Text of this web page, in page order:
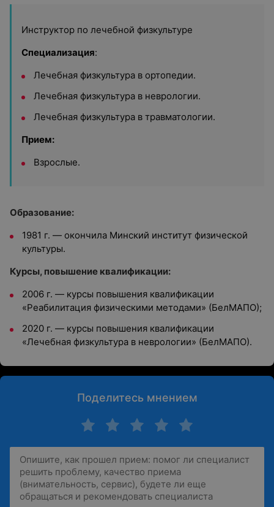
Инструктор по лечебной физкультуре
Специализация:
Лечебная физкультура в ортопедии.
Лечебная физкультура в неврологии.
Лечебная физкультура в травматологии.
Прием:
Взрослые.
Образование:
1981 г. — окончила Минский институт физической
культуры.
Курсы, повышение квалификации:
2006 г. — курсы повышения квалификации
«Реабилитация физическими методами» (БелМАПО);
2020 г. — курсы повышения квалификации
«Лечебная физкультура в неврологии» (БелМАПО).
Поделитесь мнением